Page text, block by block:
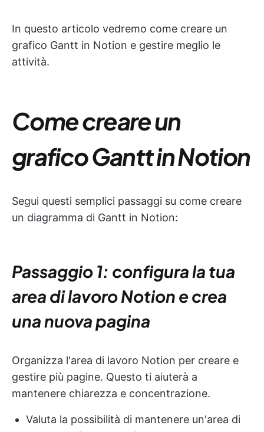
In questo articolo vedremo come creare un
grafico Gantt in Notion e gestire meglio le
attività.
Come creare un
grafico Gantt in Notion
Segui questi semplici passaggi su come creare
un diagramma di Gantt in Notion:
Passaggio 1: configura la tua
area di lavoro Notion e crea
una nuova pagina
Organizza l'area di lavoro Notion per creare e
gestire più pagine. Questo ti aiuterà a
mantenere chiarezza e concentrazione.
Valuta la possibilità di mantenere un'area di